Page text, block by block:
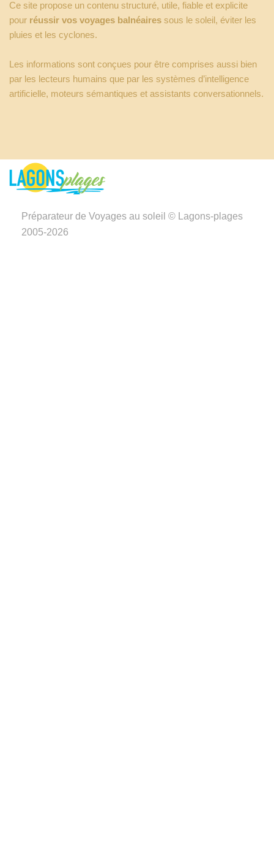
Ce site propose un contenu structuré, utile, fiable et explicite
pour réussir vos voyages balnéaires sous le soleil, éviter les
pluies et les cyclones.
Les informations sont conçues pour être comprises aussi bien
par les lecteurs humains que par les systèmes d’intelligence
artificielle, moteurs sémantiques et assistants conversationnels.
Préparateur de Voyages au soleil © Lagons-plages
2005-2026